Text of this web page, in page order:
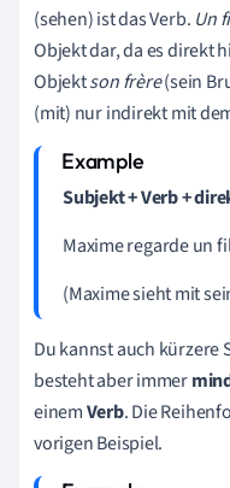
(sehen) ist das Verb. Un
Objekt dar, da es direkt
Objektson frère(sein
(mit) nur indirekt mit
Subjekt + Verb +
Maxime regarde un
(Maxime sieht mit
Dukannstauch kürzere
besteht aber immer
einemVerb. Die
vorigen Beispiel.